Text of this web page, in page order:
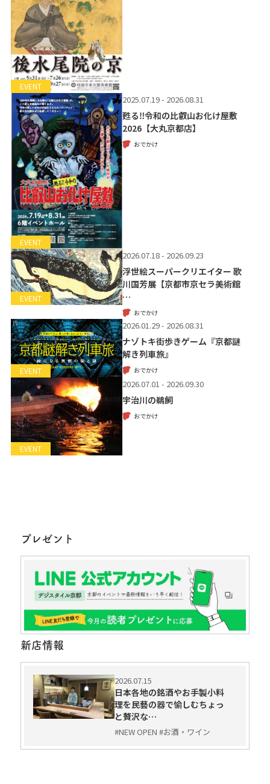
EVENT
EVENT
2025.07.19 - 2026.08.31
甦る‼令和の比叡山お化け屋敷
2026【大丸京都店】
おでかけ
EVENT
2026.07.18 - 2026.09.23
浮世絵スーパークリエイター 歌
川国芳展【京都市京セラ美術館
…
おでかけ
EVENT
2026.01.29 - 2026.08.31
ナゾトキ街歩きゲーム『京都謎
解き列車旅』
おでかけ
EVENT
2026.07.01 - 2026.09.30
宇治川の鵜飼
おでかけ
プレゼント
新店情報
2026.07.15
日本各地の銘酒やお手製小料
理を民藝の器で愉しむちょっ
と贅沢な…
#NEW OPEN #お酒・ワイン